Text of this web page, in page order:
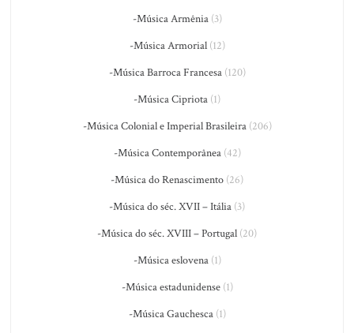
-Música Armênia(3)
-Música Armorial(12)
-Música Barroca Francesa(120)
-Música Cipriota (1)
-Música Colonial e Imperial Brasileira(206)
-Música Contemporânea(42)
-Música do Renascimento (26)
-Música do séc. XVII – Itália (3)
-Música do séc. XVIII – Portugal (20)
-Música eslovena(1)
-Música estadunidense(1)
-Música Gauchesca(1)